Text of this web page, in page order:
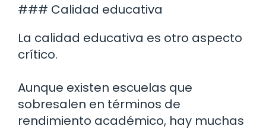
### Calidad educativa
La calidad educativa es otro aspecto
crítico.
Aunque existen escuelas que
sobresalen en términos de
rendimiento académico, hay muchas